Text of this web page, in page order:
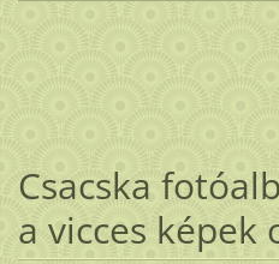
Csacska
a vicces képek